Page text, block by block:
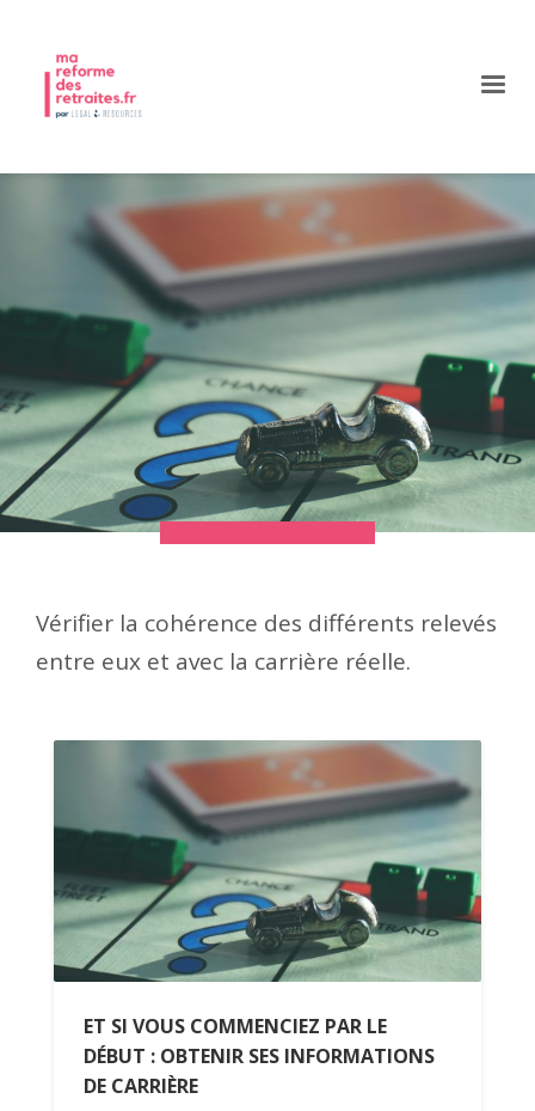
Vérifier la cohérence des différents relevés
entre eux et avec la carrière réelle.
ET SI VOUS COMMENCIEZ PAR LE
DÉBUT : OBTENIR SES INFORMATIONS
DE CARRIÈRE